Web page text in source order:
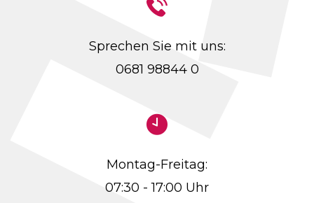
Sprechen Sie mit uns:
0681 98844 0
Montag-Freitag:
07:30 - 17:00 Uhr